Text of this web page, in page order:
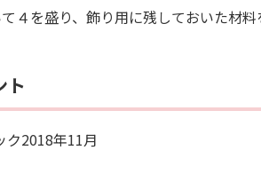
４を盛り、飾り用に残しておいた材料
ト
ク2018年11月